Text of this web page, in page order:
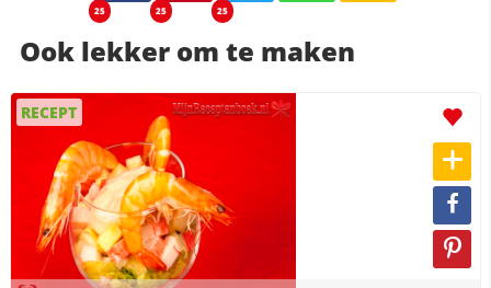
25 25 25
Ook lekker om te maken
RECEPT